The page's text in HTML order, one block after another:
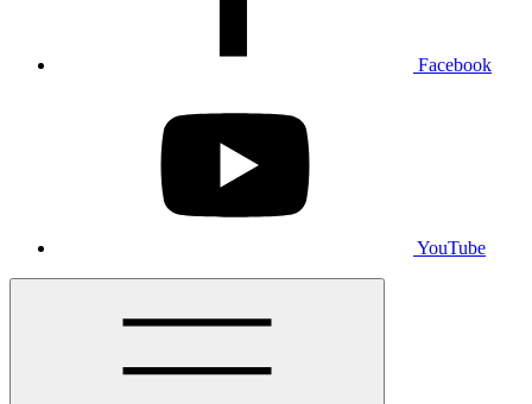
Facebook
YouTube